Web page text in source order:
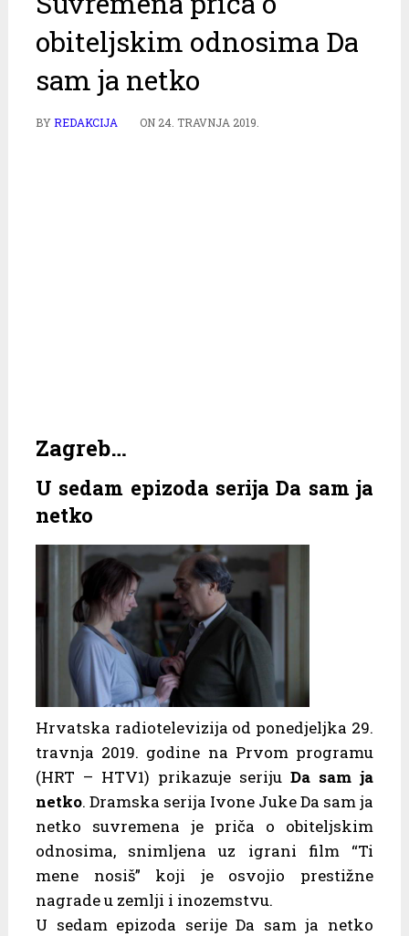
obiteljskim odnosima Da
sam ja netko
BYREDAKCIJA ON 24. TRAVNJA 2019.
Zagreb…
U sedam epizoda serija Da sam ja
netko
Hrvatska radiotelevizija od ponedjeljka 29.
travnja 2019. godine na Prvom programu
(HRT – HTV1) prikazuje serijuDa sam ja
netko. Dramska serija Ivone Juke Da sam ja
netko suvremena je priča o obiteljskim
odnosima, snimljena uz igrani film “Ti
mene nosiš” koji je osvojio prestižne
nagrade u zemlji i inozemstvu.
U sedam epizoda serije Da sam ja netko